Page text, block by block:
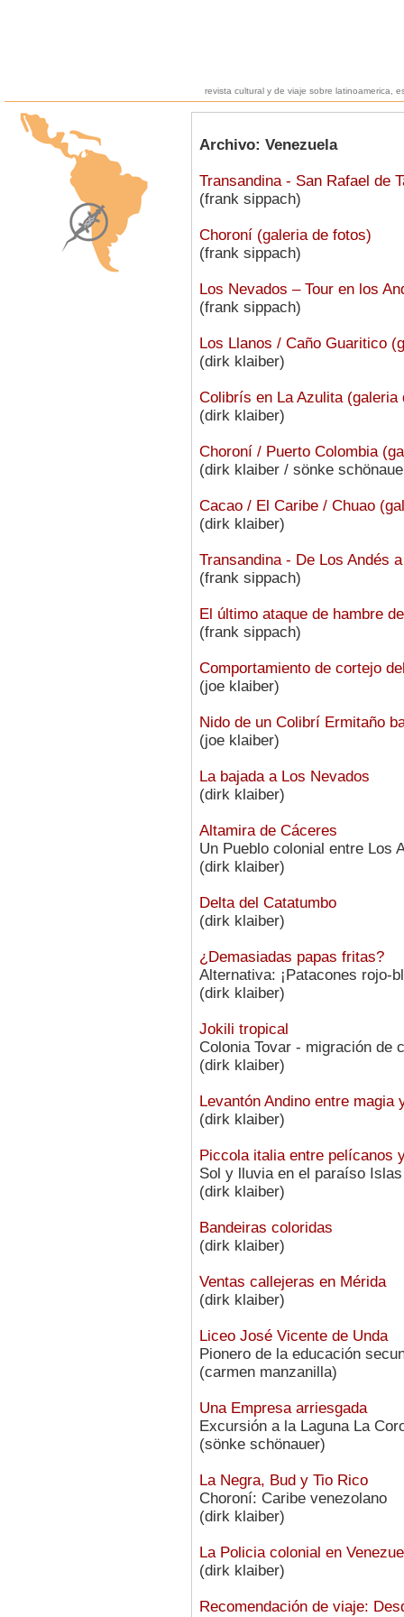
revista cultural y de viaje sobre latinoamerica,
Archivo: Venezuela
Transandina - San Rafael de
(frank sippach)
Choroní (galeria de fotos)
(frank sippach)
Los Nevados – Tour en los
(frank sippach)
Los Llanos / Caño Guaritico
(dirk klaiber)
Colibrís en La Azulita (galeria
(dirk klaiber)
Choroní / Puerto Colombia
(dirk klaiber / sönke
Cacao / El Caribe / Chuao
(dirk klaiber)
Transandina - De Los Andés
(frank sippach)
El último ataque de hambre
(frank sippach)
Comportamiento de cortejo
(joe klaiber)
Nido de un Colibrí Ermitaño
(joe klaiber)
La bajada a Los Nevados
(dirk klaiber)
Altamira de Cáceres
Un Pueblo colonial entre Los
(dirk klaiber)
Delta del Catatumbo
(dirk klaiber)
¿Demasiadas papas fritas?
Alternativa: ¡Patacones rojo-
(dirk klaiber)
Jokili tropical
Colonia Tovar - migración de
(dirk klaiber)
Levantón Andino entre magia
(dirk klaiber)
Piccola italia entre pelícanos
Sol y lluvia en el paraíso
(dirk klaiber)
Bandeiras coloridas
(dirk klaiber)
Ventas callejeras en Mérida
(dirk klaiber)
Liceo José Vicente de Unda
Pionero de la educación
(carmen manzanilla)
Una Empresa arriesgada
Excursión a la Laguna La
(sönke schönauer)
La Negra, Bud y Tio Rico
Choroní: Caribe venezolano
(dirk klaiber)
La Policia colonial en
(dirk klaiber)
Recomendación de viaje: